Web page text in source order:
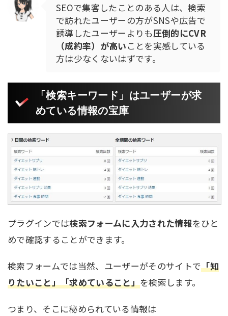
SEOで集客したことのある人は、検索
で訪れたユーザーの方がSNSや広告で
誘導したユーザーよりも圧倒的にCVR
（成約率）が高い ことを実感している
方は少なくないはずです。
「検索キーワード」はユーザーが求
めている情報の宝庫
プラグインでは検索フォームに入力された情報をひと
めで確認することができます。
検索フォームでは当然、ユーザーがそのサイトで「知
りたいこと」「求めていること」を検索します。
つまり、そこに秘められている情報は